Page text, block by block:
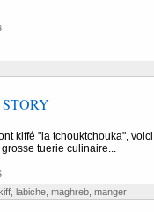
kiffé "la tchouktchouka",
tuerie culinaire...
, labiche, maghreb, manger